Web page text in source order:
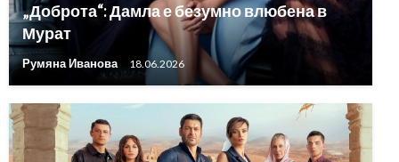
„Доброта“: Дамла е безумно влюбена в
Мурат
Румяна Иванова 18.06.2026